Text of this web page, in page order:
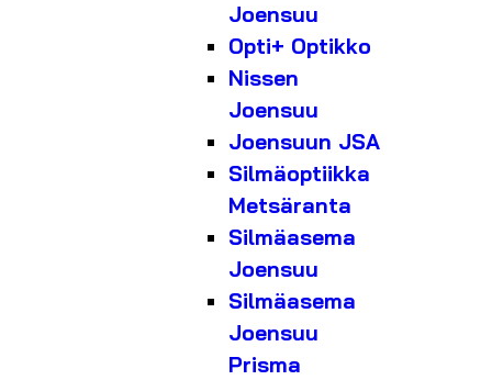
Joensuu
Opti+ Optikko
Nissen
Joensuu
Joensuun JSA
Silmäoptiikka
Metsäranta
Silmäasema
Joensuu
Silmäasema
Joensuu
Prisma